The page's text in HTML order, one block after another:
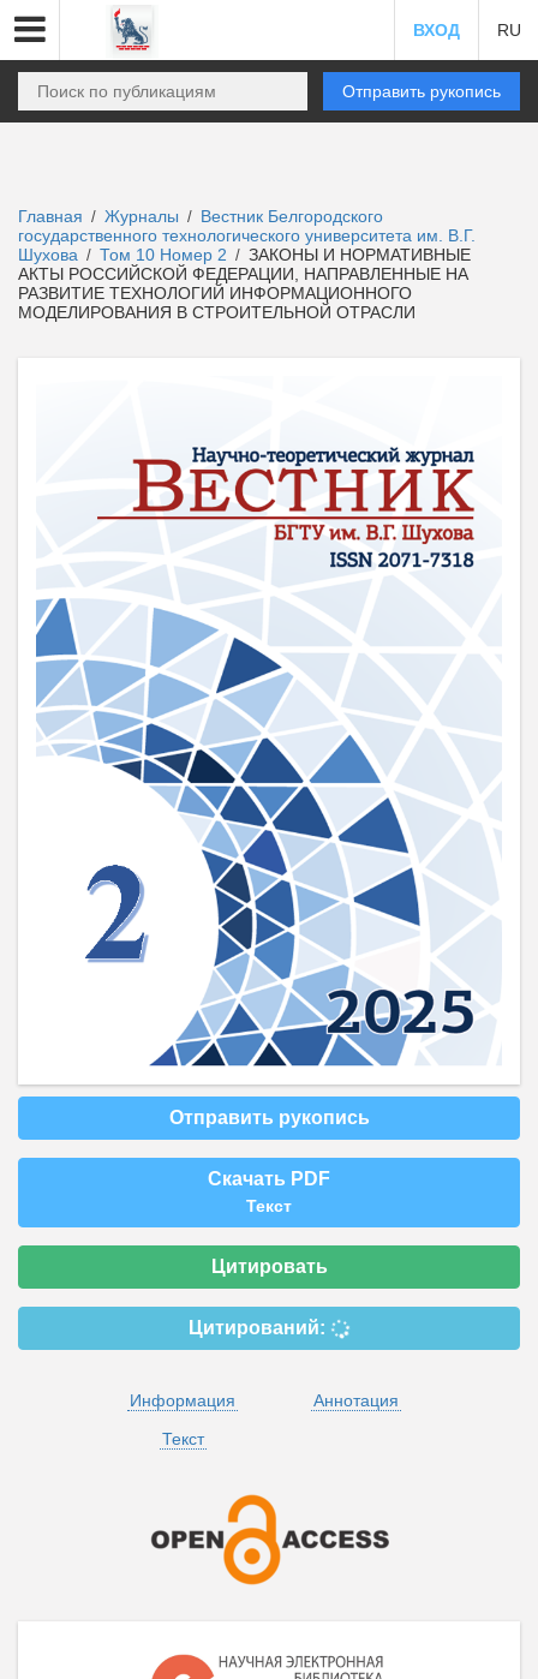
ВХОД RU
Отправить рукопись
Главная / Журналы / Вестник Белгородского
государственного технологического университета им. В.Г.
Шухова / Том 10 Номер 2 / ЗАКОНЫ И НОРМАТИВНЫЕ
АКТЫ РОССИЙСКОЙ ФЕДЕРАЦИИ, НАПРАВЛЕННЫЕ НА
РАЗВИТИЕ ТЕХНОЛОГИЙ ИНФОРМАЦИОННОГО
МОДЕЛИРОВАНИЯ В СТРОИТЕЛЬНОЙ ОТРАСЛИ
Отправить рукопись
Скачать PDF
Текст
Цитировать
Цитирований:
Информация
Аннотация
Текст